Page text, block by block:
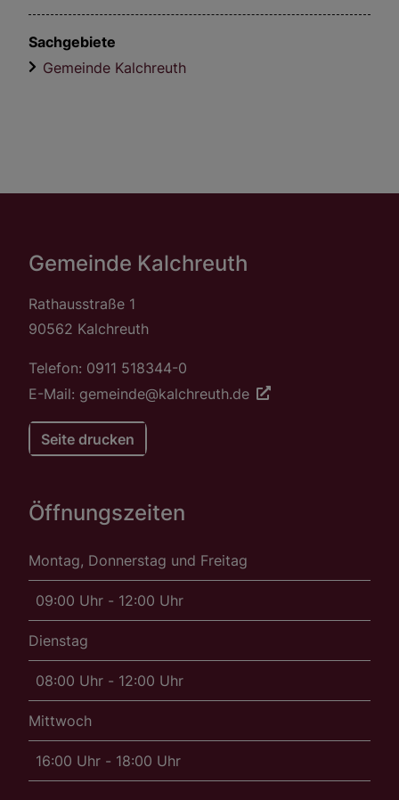
Sachgebiete
Gemeinde Kalchreuth
Gemeinde Kalchreuth
Rathausstraße 1
90562 Kalchreuth
Telefon: 0911 518344-0
E-Mail: gemeinde@kalchreuth.de
Seite drucken
Öffnungszeiten
Montag, Donnerstag und Freitag
09:00 Uhr - 12:00 Uhr
Dienstag
08:00 Uhr - 12:00 Uhr
Mittwoch
16:00 Uhr - 18:00 Uhr